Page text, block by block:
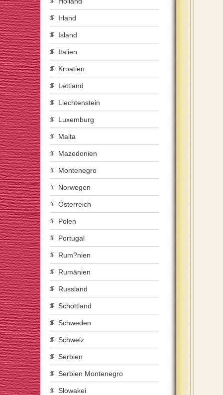
Irland
Island
Italien
Kroatien
Lettland
Liechtenstein
Luxemburg
Malta
Mazedonien
Montenegro
Norwegen
Österreich
Polen
Portugal
Rum?nien
Rumänien
Russland
Schottland
Schweden
Schweiz
Serbien
Serbien Montenegro
Slowakei